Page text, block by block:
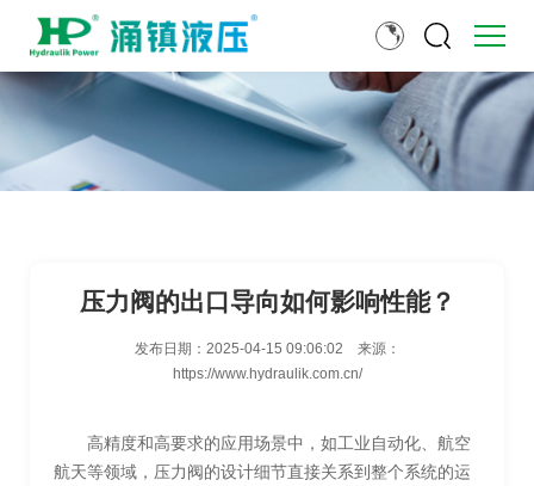
压力阀的出口导向如何影响性能？
发布日期： 2025-04-15 09:06:02
来源：
https://www.hydraulik.com.cn/
高精度和高要求的应用场景中，如工业自动化、航空
航天等领域，压力阀的设计细节直接关系到整个系统的运